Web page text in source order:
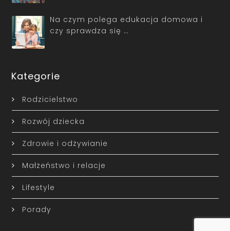
Na czym polega edukacja domowa i
czy sprawdza się …
Kategorie
Rodzicielstwo
Rozwój dziecka
Zdrowie i odżywianie
Małżeństwo i relacje
Lifestyle
Porady